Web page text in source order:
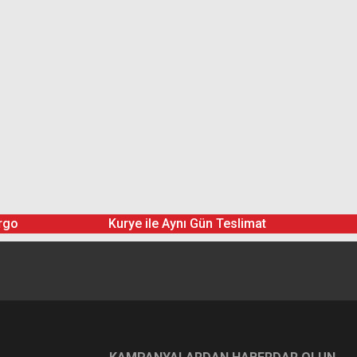
Kurye ile Aynı Gün Teslimat